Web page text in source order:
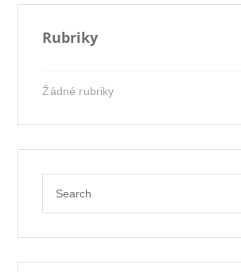
Rubriky
Žádné rubriky